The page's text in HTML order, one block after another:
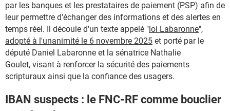
par les banques et les prestataires de paiement (PSP) afin de
leur permettre d'échanger des informations et des alertes en
temps réel. Il découle d'un texte appelé "loi Labaronne",
adopté à l'unanimité le 6 novembre 2025 et porté par le
député Daniel Labaronne et la sénatrice Nathalie
Goulet, visant à renforcer la sécurité des paiements
scripturaux ainsi que la confiance des usagers.
IBAN suspects : le FNC-RF comme bouclier